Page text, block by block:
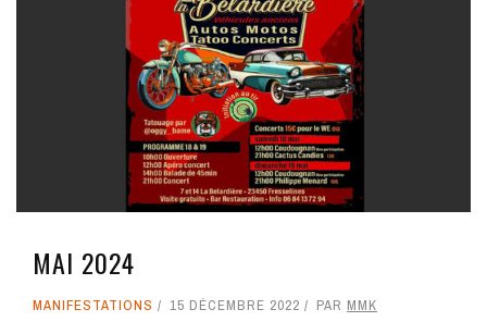
MAI 2024
MANIFESTATIONS 15 DÉCEMBRE 2022 PAR MMK